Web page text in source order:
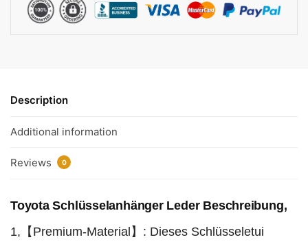
Description
Additional information
Reviews 0
Toyota Schlüsselanhänger Leder Beschreibung,
1,【Premium-Material】: Dieses Schlüsseletui